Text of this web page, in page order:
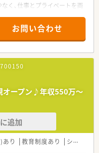
く、仕事とプライベートを両
に便利な場所に位置してお
している注目の新店です。
形外科に内科など多岐にわた
触れることが可能な環境で
宅業務の割合は低いため、車
日々の業務に専念いただけ
務や監査、患者様への丁寧な
お問い合わせ
700150
オープン♪年収550万～
追加
あり 教育制度あり シフト制